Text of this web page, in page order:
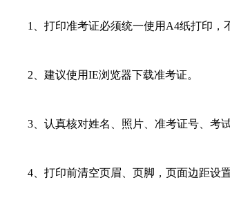
1、打印准考证必须统一使用A4纸打印，
2、建议使用IE浏览器下载准考证。
3、认真核对姓名、照片、准考证号、考试
4、打印前清空页眉、页脚，页面边距设置